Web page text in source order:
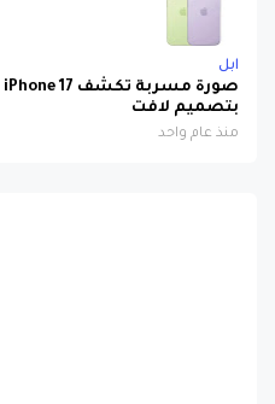
ابل
بتصميم لافت
منذ عام واحد